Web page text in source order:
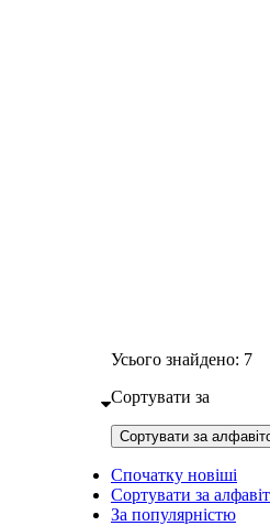
Усього знайдено: 7
Сортувати за
Сортувати за
Спочатку новіші
Сортувати за
За популярністю